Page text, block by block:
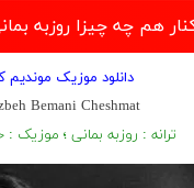
هم چه چیزا روزبه
دانلود موزیک موندیم
Bemani Cheshmat
ترانه : روزبه بمانی ؛